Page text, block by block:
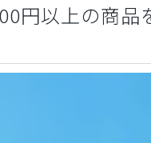
円以上の商